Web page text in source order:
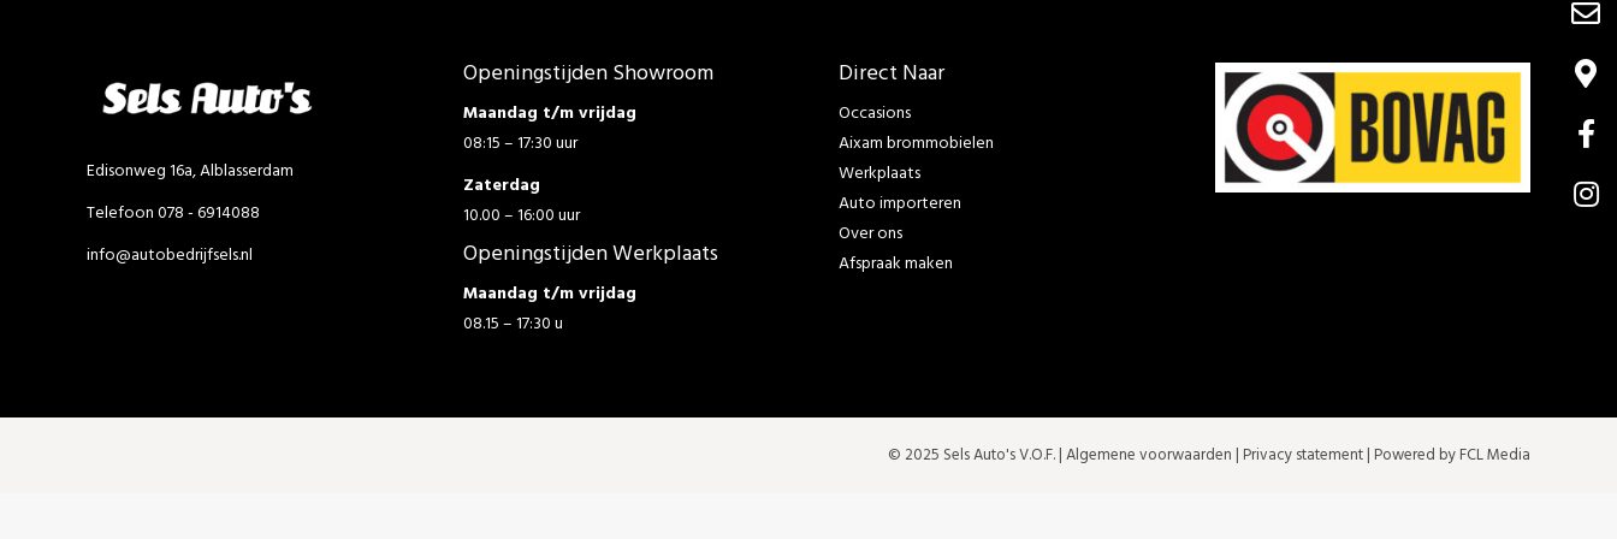
Edisonweg 16a, Alblasserdam
Telefoon 078 - 6914088
info@autobedrijfsels.nl
Openingstijden Showroom
Maandag t/m vrijdag
08:15 – 17:30 uur
Zaterdag
10.00 – 16:00 uur
Openingstijden Werkplaats
Maandag t/m vrijdag
08.15 – 17:30 u
Direct Naar
Occasions
Aixam brommobielen
Werkplaats
Auto importeren
Over ons
Afspraak maken
© 2025 Sels Auto's V.O.F. |Algemene voorwaarden | Privacy statement| Powered by FCL Media